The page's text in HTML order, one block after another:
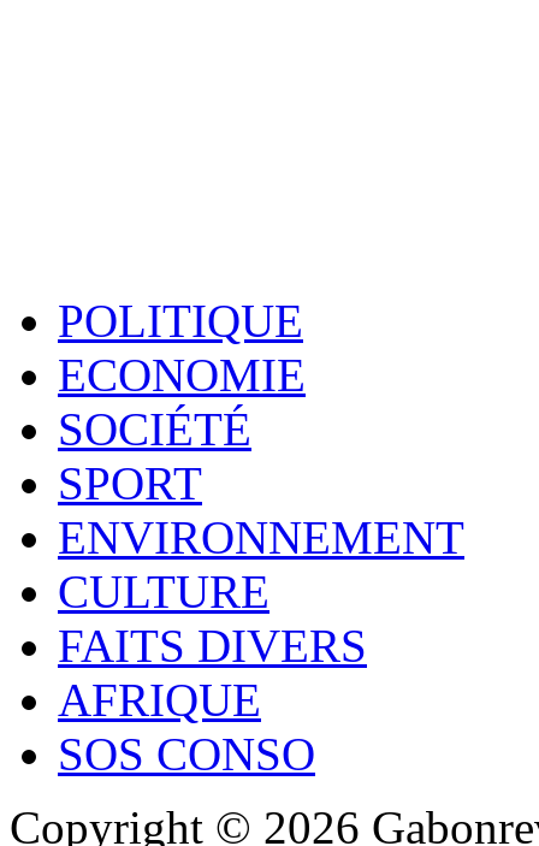
POLITIQUE
ECONOMIE
SOCIÉTÉ
SPORT
ENVIRONNEMENT
CULTURE
FAITS DIVERS
AFRIQUE
SOS CONSO
Copyright © 2026